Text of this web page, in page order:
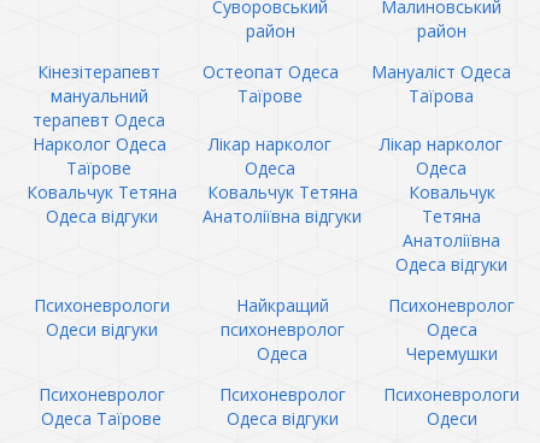
Суворовський
район
Малиновський
район
Кінезітерапевт
мануальний
терапевт Одеса
Остеопат Одеса
Таїрове
Мануаліст Одеса
Таїрова
Нарколог Одеса
Таїрове
Лікар нарколог
Одеса
Лікар нарколог
Одеса
Ковальчук Тетяна
Одеса відгуки
Ковальчук Тетяна
Анатоліївна відгуки
Ковальчук
Тетяна
Анатоліївна
Одеса відгуки
Психоневрологи
Одеси відгуки
Найкращий
психоневролог
Одеса
Психоневролог
Одеса
Черемушки
Психоневролог
Одеса Таїрове
Психоневролог
Одеса відгуки
Психоневрологи
Одеси